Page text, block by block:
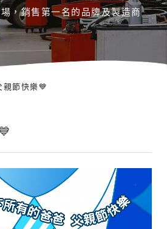
，銷售第一名的品牌及製造商
親節快樂💙